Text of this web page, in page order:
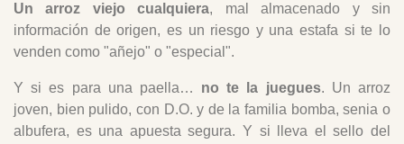
Un arroz viejo cualquiera, mal almacenado y sin
información de origen, es un riesgo y una estafa si te lo
venden como "añejo" o "especial".
Y si es para una paella… no te la juegues. Un arroz
joven, bien pulido, con D.O. y de la familia bomba, senia o
albufera, es una apuesta segura. Y si lleva el sello del